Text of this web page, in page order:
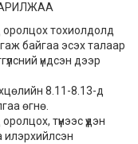
тохиолдолд
байгаа эсэх талаар
үндсэн дээр
8.11-8.13-д
өгнө.
түүнээс үүдэн
илэрхийлсэн